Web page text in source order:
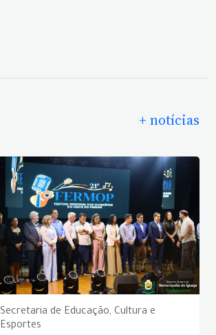
+ notícias
Secretaria de Educação, Cultura e
Esportes